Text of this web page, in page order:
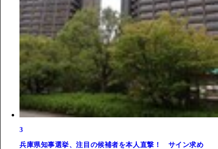
3
兵庫県知事選挙、注目の候補者を本人直撃！ サイン求め